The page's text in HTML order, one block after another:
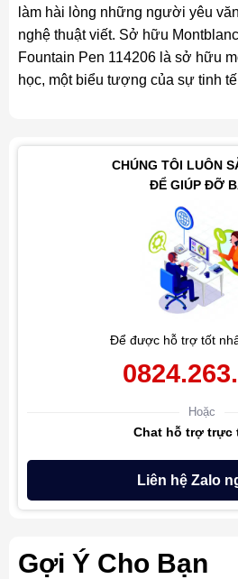
làm hài lòng những người yêu
nghệ thuật viết. Sở hữu
Fountain Pen 114206 là sở hữu
học, một biểu tượng của sự tinh
CHÚNG TÔI LUÔN
ĐỂ GIÚP ĐỠ
Để được hỗ trợ tốt
Hoặc
Chat hỗ trợ trực
Liên hệ Zalo
Gợi Ý Cho Bạn